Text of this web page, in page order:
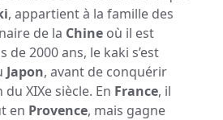
, appartient à la famille des
de la Chine où il est
de 2000 ans, le kaki s’est
Japon, avant de conquérir
du XIXe siècle. En France, il
en Provence, mais gagne